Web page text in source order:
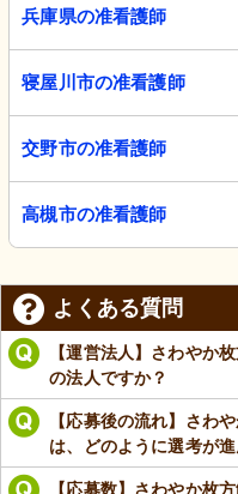
兵庫県の准看護師
寝屋川市の准看護師
交野市の准看護師
高槻市の准看護師
よくある質問
【運営法人】さわやか
の法人ですか？
【応募後の流れ】さわ
は、どのように選考が
【応募数】さわやか枚